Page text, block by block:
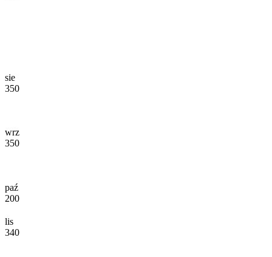
sie
350
wrz
350
paź
200
lis
340